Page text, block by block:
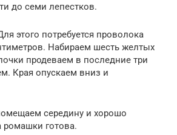
до семи лепестков.
этого потребуется проволока
Набираем шесть желтых
продеваем в последние три
Края опускаем вниз и
середину и хорошо
ромашки готова.